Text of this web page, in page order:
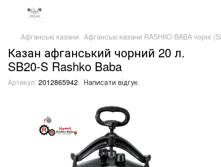
Афганські казани Афганські казани RASHKO BABA чорні
Казан афганський чорний 20 л.
SB20-S Rashko Baba
Артикул: 2012865942 Написати відгук